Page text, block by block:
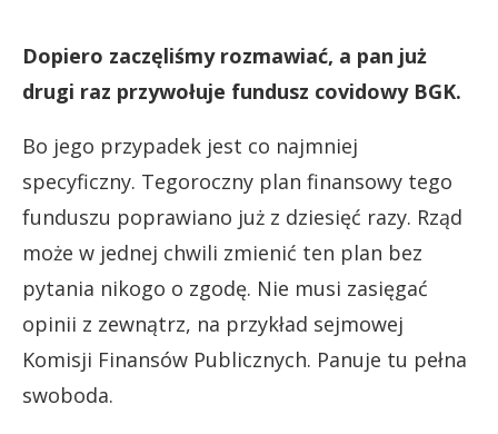
Dopiero zaczęliśmy rozmawiać, a pan już
drugi raz przywołuje fundusz covidowy BGK.
Bo jego przypadek jest co najmniej
specyficzny. Tegoroczny plan finansowy tego
funduszu poprawiano już z dziesięć razy. Rząd
może w jednej chwili zmienić ten plan bez
pytania nikogo o zgodę. Nie musi zasięgać
opinii z zewnątrz, na przykład sejmowej
Komisji Finansów Publicznych. Panuje tu pełna
swoboda.